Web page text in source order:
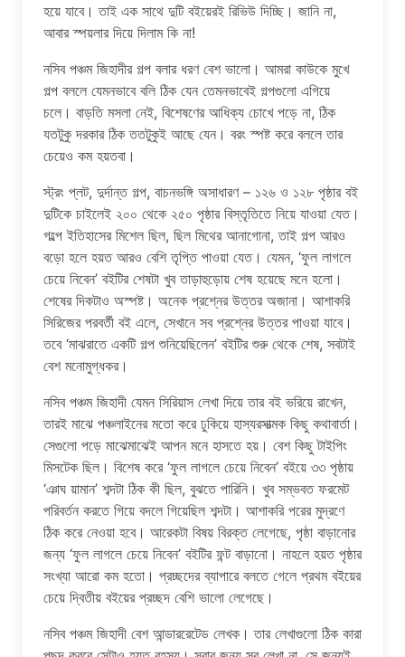
হয়ে যাবে। তাই এক সাথে দুটি বইয়েরই রিভিউ দিচ্ছি। জানি না,
আবার স্পয়লার দিয়ে দিলাম কি না!
নসিব পঞ্চম জিহাদীর গল্প বলার ধরণ বেশ ভালো। আমরা কাউকে মুখে
গল্প বললে যেমনভাবে বলি ঠিক যেন তেমনভাবেই গল্পগুলো এগিয়ে
চলে। বাড়তি মসলা নেই, বিশেষণের আধিক্য চোখে পড়ে না, ঠিক
যতটুকু দরকার ঠিক ততটুকুই আছে যেন। বরং স্পষ্ট করে বললে তার
চেয়েও কম হয়তবা।
স্ট্রং প্লট, দুর্দান্ত গল্প, বাচনভঙ্গি অসাধারণ – ১২৬ ও ১২৮ পৃষ্ঠার বই
দুটিকে চাইলেই ২০০ থেকে ২৫০ পৃষ্ঠার বিস্তৃতিতে নিয়ে যাওয়া যেত।
গল্পে ইতিহাসের মিশেল ছিল, ছিল মিথের আনাগোনা, তাই গল্প আরও
বড়ো হলে হয়ত আরও বেশি তৃপ্তি পাওয়া যেত। যেমন, ‘ফুল লাগলে
চেয়ে নিবেন’ বইটির শেষটা খুব তাড়াহুড়োয় শেষ হয়েছে মনে হলো।
শেষের দিকটাও অস্পষ্ট। অনেক প্রশ্নের উত্তর অজানা। আশাকরি
সিরিজের পরবর্তী বই এলে, সেখানে সব প্রশ্নের উত্তর পাওয়া যাবে।
তবে ‘মাঝরাতে একটি গল্প শুনিয়েছিলেন’ বইটির শুরু থেকে শেষ, সবটাই
বেশ মনোমুগ্ধকর।
নসিব পঞ্চম জিহাদী যেমন সিরিয়াস লেখা দিয়ে তার বই ভরিয়ে রাখেন,
তারই মাঝে পঞ্চলাইনের মতো করে ঢুকিয়ে হাস্যরসাত্মক কিছু কথাবার্তা।
সেগুলো পড়ে মাঝেমাঝেই আপন মনে হাসতে হয়। বেশ কিছু টাইপিং
মিসটেক ছিল। বিশেষ করে ‘ফুল লাগলে চেয়ে নিবেন’ বইয়ে ৩৩ পৃষ্ঠায়
‘ঞাঘ য়ামান’ শব্দটা ঠিক কী ছিল, বুঝতে পারিনি। খুব সম্ভবত ফরমেট
পরিবর্তন করতে গিয়ে বদলে গিয়েছিল শব্দটা। আশাকরি পরের মুদ্রণে
ঠিক করে নেওয়া হবে। আরেকটা বিষয় বিরক্ত লেগেছে, পৃষ্ঠা বাড়ানোর
জন্য ‘ফুল লাগলে চেয়ে নিবেন’ বইটির ফন্ট বাড়ানো। নাহলে হয়ত পৃষ্ঠার
সংখ্যা আরো কম হতো। প্রচ্ছদের ব্যাপারে বলতে গেলে প্রথম বইয়ের
চেয়ে দ্বিতীয় বইয়ের প্রচ্ছদ বেশি ভালো লেগেছে।
নসিব পঞ্চম জিহাদী বেশ আন্ডাররেটেড লেখক। তার লেখাগুলো ঠিক কারা